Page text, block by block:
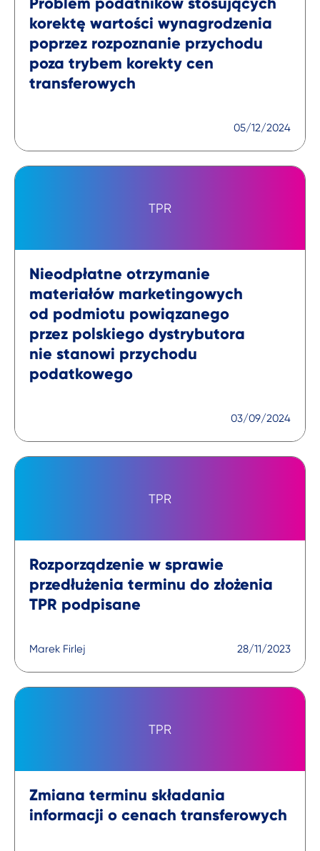
korektę wartości wynagrodzenia
poprzez rozpoznanie przychodu
poza trybem korekty cen
transferowych
05/12/2024
TPR
Nieodpłatne otrzymanie
materiałów marketingowych
od podmiotu powiązanego
przez polskiego dystrybutora
nie stanowi przychodu
podatkowego
03/09/2024
TPR
Rozporządzenie w sprawie
przedłużenia terminu do złożenia
TPR podpisane
Marek Firlej 28/11/2023
TPR
Zmiana terminu składania
informacji o cenach transferowych